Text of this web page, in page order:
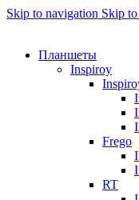
Skip to navigation Skip
Планшеты
Inspiroy
Frego
RT